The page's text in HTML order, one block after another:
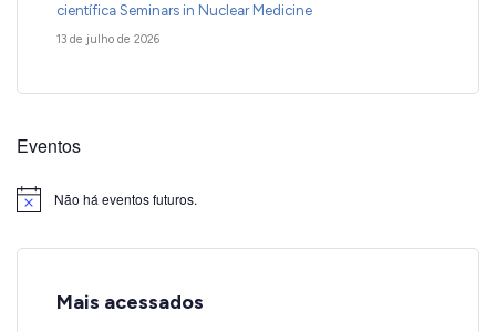
científica Seminars in Nuclear Medicine
13 de julho de 2026
Eventos
Notice Não há eventos futuros.
Mais acessados